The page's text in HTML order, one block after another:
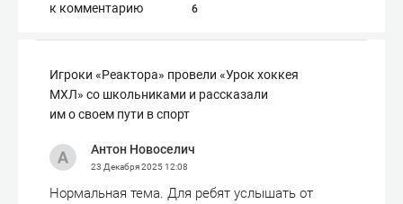
к комментарию 6
Игроки «Реактора» провели «Урок хоккея
МХЛ» со школьниками и рассказали
им о своем пути в спорт
Антон Новоселич
23 Декабря 202512:08
Нормальная тема. Для ребят услышать от